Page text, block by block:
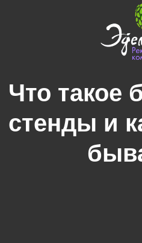
Что такое
стенды и